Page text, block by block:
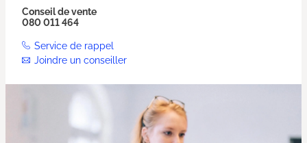
Conseil de vente
080 011 464
Service de rappel
Joindre un conseiller